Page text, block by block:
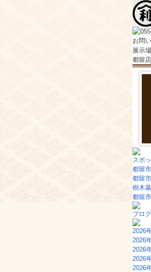
お問
展示
都留
スポ
都留
都留
樹木
都留
ブログ
2026
2026
2026
2026
2026